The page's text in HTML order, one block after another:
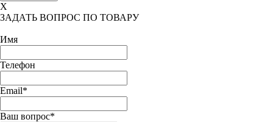
X
ЗАДАТЬ ВОПРОС ПО ТОВАРУ
Имя
Телефон
Email*
Ваш вопрос*